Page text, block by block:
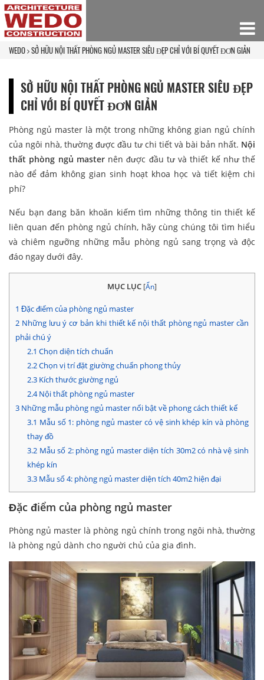
WEDO SỞ HỮU NỘI THẤT PHÒNG NGỦ MASTER SIÊU ĐẸP CHỈ VỚI BÍ QUYẾT ĐƠN GIẢN
SỞ HỮU NỘI THẤT PHÒNG NGỦ MASTER SIÊU ĐẸP
CHỈ VỚI BÍ QUYẾT ĐƠN GIẢN
Phòng ngủ master là một trong những không gian ngủ chính
của ngôi nhà, thường được đầu tư chi tiết và bài bản nhất. Nội
thất phòng ngủ masternên được đầu tư và thiết kế như thế
nào để đảm không gian sinh hoạt khoa học và tiết kiệm chi
phí?
Nếu bạn đang băn khoăn kiếm tìm những thông tin thiết kế
liên quan đến phòng ngủ chính, hãy cùng chúng tôi tìm hiểu
và chiêm ngưỡng những mẫu phòng ngủ sang trọng và độc
đáo ngay dưới đây.
MỤC LỤC [Ẩn]
1 Đặc điểm của phòng ngủ master
2 Những lưu ý cơ bản khi thiết kế nội thất phòng ngủ master cần
phải chú ý
2.1 Chọn diện tích chuẩn
2.2Chọn vị trí đặt giường chuẩn phong thủy
2.3Kích thước giường ngủ
2.4Nội thất phòng ngủ master
3 Những mẫu phòng ngủ master nổi bật về phong cách thiết kế
3.1 Mẫu số 1: phòng ngủ master có vệ sinh khép kín và phòng
thay đồ
3.2Mẫu số 2: phòng ngủ master diện tích 30m2 có nhà vệ sinh
khép kín
3.3Mẫu số 4: phòng ngủ master diện tích 40m2 hiện đại
Đặc điểm của phòng ngủ master
Phòng ngủ master là phòng ngủ chính trong ngôi nhà, thường
là phòng ngủ dành cho người chủ của gia đình.